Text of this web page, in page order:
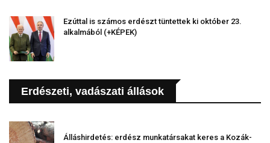
Ezúttal is számos erdészt tüntettek ki október 23.
alkalmából (+KÉPEK)
Erdészeti, vadászati állások
Álláshirdetés: erdész munkatársakat keres a Kozák-